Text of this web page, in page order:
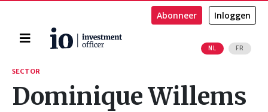
Home
NL FR
Abonneer Inloggen
Zoeken
SECTOR
Dominique Willems